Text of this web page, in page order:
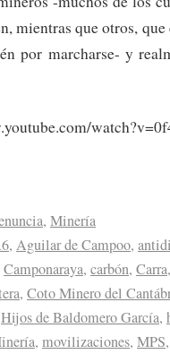
mientras que otros,
por marcharse- y
, Minería
, Aguilar de Campoo,
Camponaraya, carbón, Carra
, Coto Minero del
Hijos de Baldomero García,
, movilizaciones, MPS